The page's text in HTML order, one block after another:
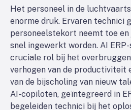
Het personeel in de
enorme druk. Ervaren technici
personeelstekort neemt toe
snel ingewerkt worden. AI
cruciale rol bij het
verhogen van de productiviteit
van de bijscholing van nieuw
AI-copiloten, geïntegreerd in
begeleiden technici bij het